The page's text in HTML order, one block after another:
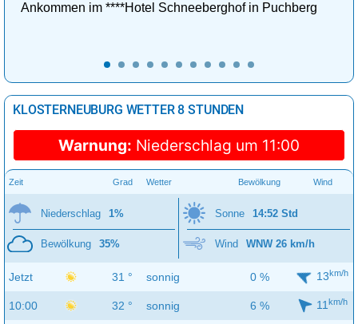
Ankommen im ****Hotel Schneeberghof in Puchberg
KLOSTERNEUBURG WETTER 8 STUNDEN
Warnung: Niederschlag um 11:00
Zeit Grad Wetter Bewölkung Wind
Niederschlag 1%
Bewölkung 35%
Sonne 14:52 Std
Wind WNW 26 km/h
Jetzt 31 ° sonnig 0 % 13km/h
10:00 32 ° sonnig 6 % 11 km/h